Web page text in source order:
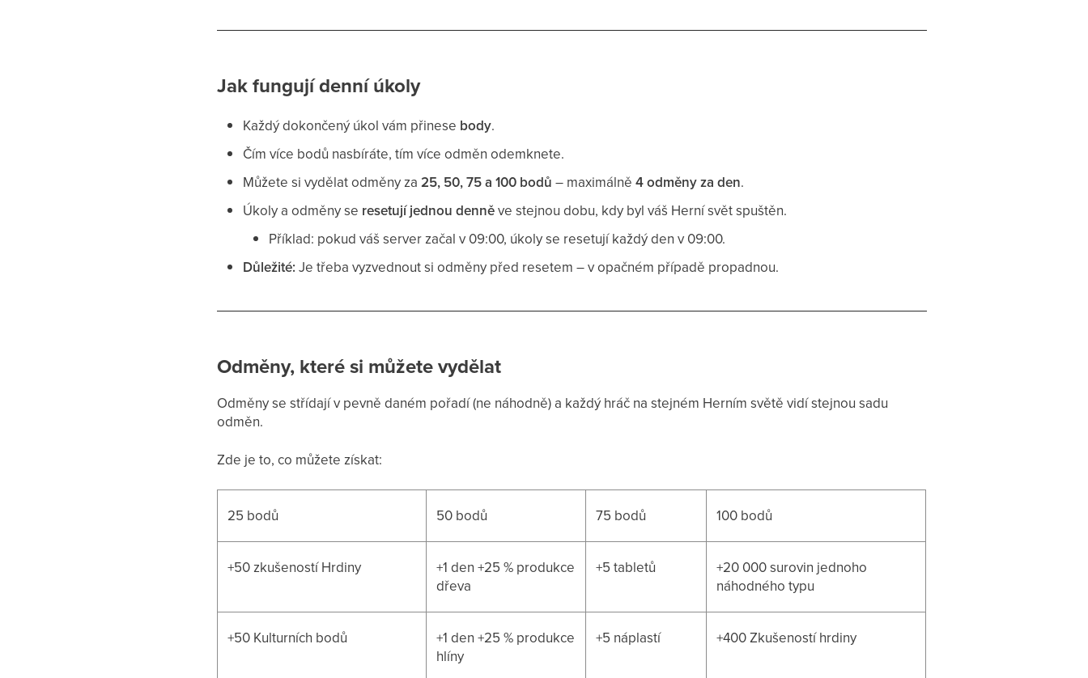
Jak fungují denní úkoly
Každý dokončený úkol vám přinese body.
Čím více bodů nasbíráte, tím více odměn odemknete.
Můžete si vydělat odměny za25, 50, 75 a 100 bodů – maximálně4 odměny za den.
Úkoly a odměny se resetují jednou denněve stejnou dobu, kdy byl váš Herní svět spuštěn.
Příklad: pokud váš server začal v 09:00, úkoly se resetují každý den v 09:00.
Důležité: Je třeba vyzvednout si odměny před resetem – v opačném případě propadnou.
Odměny, které si můžete vydělat
Odměny se střídají v pevně daném pořadí (ne náhodně) a každý hráč na stejném Herním světě vidí stejnou sadu
odměn.
Zde je to, co můžete získat:
25 bodů 50 bodů 75 bodů 100 bodů
+50 zkušeností Hrdiny
+1 den +25 % produkce
dřeva
+5 tabletů
+20 000 surovin jednoho
náhodného typu
+50 Kulturních bodů
+1 den +25 % produkce
hlíny
+5 náplastí +400 Zkušeností hrdiny